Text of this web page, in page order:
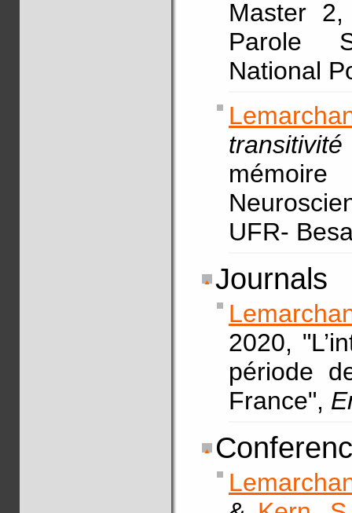
Master 2,
Parole
National
UFR-
Journals
2020,
période
France",